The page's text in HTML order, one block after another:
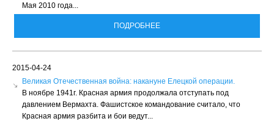
Мая 2010 года...
ПОДРОБНЕЕ
2015-04-24
Великая Отечественная война: накануне Елецкой операции.
В ноябре 1941г. Красная армия продолжала отступать под
давлением Вермахта. Фашистское командование считало, что
Красная армия разбита и бои ведут...